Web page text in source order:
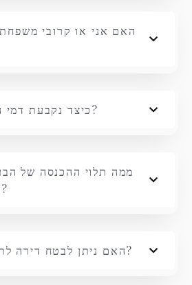
האם אני או קרובי
כיצד נקבעת דמי השכירות לדירה?
ממה תלוי ההכנסה של
יכולה להשתנות?
האם ניתן לבטח דירה לתקופת השכירות?